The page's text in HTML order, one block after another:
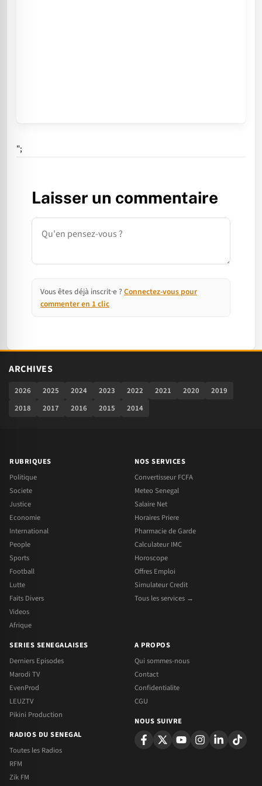
";
Laisser un commentaire
Commentaire
Vous êtes déjà inscrit·e ? Connectez-vous pour
commenter en 1 clic
ARCHIVES
2026 2025 2024 2023 2022 2021 2020
2019
2018
2017 2016 2015 2014
RUBRIQUES
Politique
Societe
Justice
Economie
International
People
Sports
Football
Lutte
Faits Divers
Videos
Afrique
NOS SERVICES
Convertisseur FCFA
Meteo Senegal
Salaire Net
Horaires Priere
Pharmacie de Garde
Calculateur IMC
Horoscope
Offres Emploi
Simulateur Credit
Tous les services →
SERIES SENEGALAISES
Derniers Episodes
Marodi TV
EvenProd
LEUZTV
Pikini Production
RADIOS DU SENEGAL
Toutes les Radios
RFM
Zik FM
A PROPOS
Qui sommes-nous
Contact
Confidentialite
CGU
NOUS SUIVRE